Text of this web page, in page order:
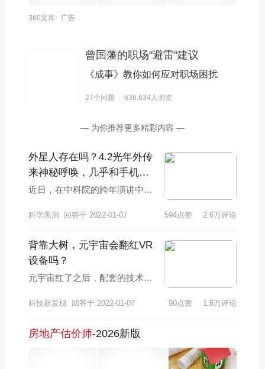
士学位，从事建设工程项目施工管理工作满1年。
360文库 广告
曾国藩的职场"避雷"建议
《成事》教你如何应对职场困扰
27个问题 636,634人浏览
— 为你推荐更多精彩内容 —
外星人存在吗？4.2光年外传
来神秘呼唤，几乎和手机频
率一样？
近日，在中科院的跨年演讲中，
武向平向大家介绍了了一些科普
科学黑洞 回答于 2022-01-07 594点赞 2.6万评论
背靠大树，元宇宙会翻红VR
设备吗？
元宇宙红了之后，配套的技术也
被誉为元宇宙的顶梁柱之一，但
科技新发现 回答于 2022-01-07 90点赞 1.6万评论
房地产估价师-2026新版